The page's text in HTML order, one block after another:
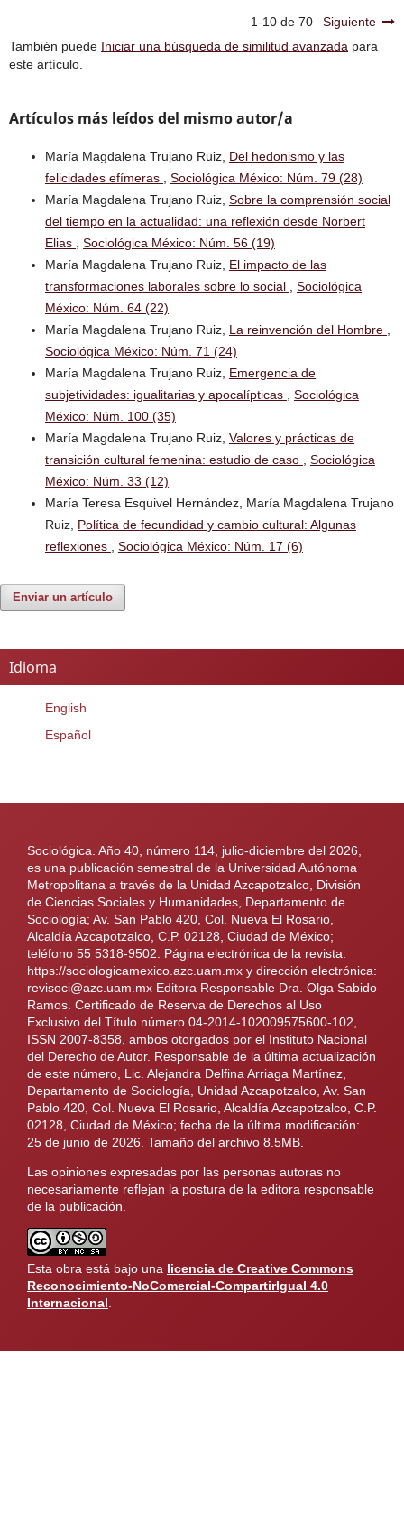
1-10 de 70
Siguiente
También puede Iniciar una búsqueda de similitud avanzada para
este artículo.
Artículos más leídos del mismo autor/a
María Magdalena Trujano Ruiz, Del hedonismo y las
felicidades efímeras
Sociológica México: Núm. 79 (28)
María Magdalena Trujano Ruiz, Sobre la comprensión social
del tiempo en la actualidad: una reflexión desde Norbert
Elias
Sociológica México: Núm. 56 (19)
María Magdalena Trujano Ruiz, El impacto de las
transformaciones laborales sobre lo social
Sociológica
México: Núm. 64 (22)
María Magdalena Trujano Ruiz, La reinvención del Hombre
Sociológica México: Núm. 71 (24)
María Magdalena Trujano Ruiz, Emergencia de
subjetividades: igualitarias y apocalípticas
Sociológica
México: Núm. 100 (35)
María Magdalena Trujano Ruiz, Valores y prácticas de
transición cultural femenina: estudio de caso
Sociológica
México: Núm. 33 (12)
María Teresa Esquivel Hernández, María Magdalena Trujano
Ruiz, Política de fecundidad y cambio cultural: Algunas
reflexiones
Sociológica México: Núm. 17 (6)
Enviar un artículo
Idioma
English
Español
Sociológica. Año 40, número 114, julio-diciembre del 2026,
es una publicación semestral de la Universidad Autónoma
Metropolitana a través de la Unidad Azcapotzalco, División
de Ciencias Sociales y Humanidades, Departamento de
Sociología; Av. San Pablo 420, Col. Nueva El Rosario,
Alcaldía Azcapotzalco, C.P. 02128, Ciudad de México;
teléfono 55 5318-9502. Página electrónica de la revista:
https://sociologicamexico.azc.uam.mx y dirección electrónica:
revisoci@azc.uam.mx Editora Responsable Dra. Olga Sabido
Ramos. Certificado de Reserva de Derechos al Uso
Exclusivo del Título número 04-2014-102009575600-102,
ISSN 2007-8358, ambos otorgados por el Instituto Nacional
del Derecho de Autor. Responsable de la última actualización
de este número, Lic. Alejandra Delfina Arriaga Martínez,
Departamento de Sociología, Unidad Azcapotzalco, Av. San
Pablo 420, Col. Nueva El Rosario, Alcaldía Azcapotzalco, C.P.
02128, Ciudad de México; fecha de la última modificación:
25 de junio de 2026. Tamaño del archivo 8.5MB.
Las opiniones expresadas por las personas autoras no
necesariamente reflejan la postura de la editora responsable
de la publicación.
Esta obra está bajo una licencia de Creative Commons
Reconocimiento-NoComercial-CompartirIgual 4.0
Internacional